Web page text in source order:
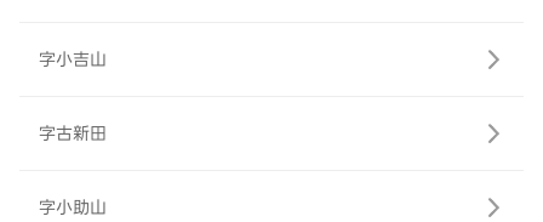
字小吉山
字古新田
字小助山